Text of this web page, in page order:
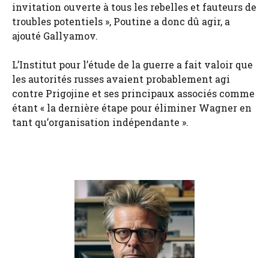
invitation ouverte à tous les rebelles et fauteurs de
troubles potentiels », Poutine a donc dû agir, a
ajouté Gallyamov.
L’Institut pour l’étude de la guerre a fait valoir que
les autorités russes avaient probablement agi
contre Prigojine et ses principaux associés comme
étant « la dernière étape pour éliminer Wagner en
tant qu’organisation indépendante ».